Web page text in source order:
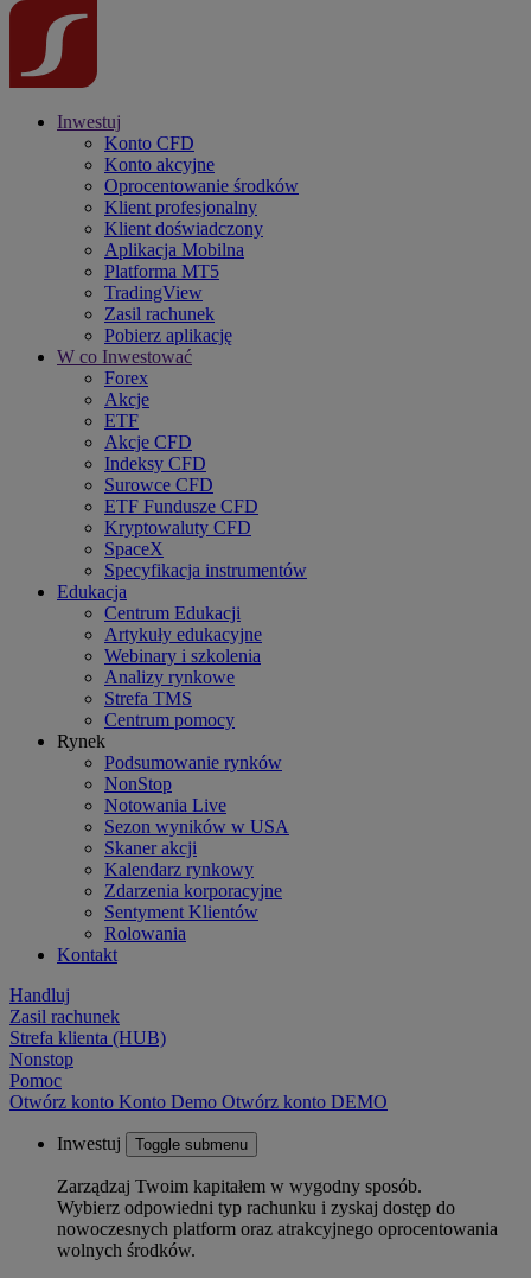
Inwestuj
Konto CFD
Konto akcyjne
Oprocentowanie środków
Klient profesjonalny
Klient doświadczony
Aplikacja Mobilna
Platforma MT5
TradingView
Zasil rachunek
Pobierz aplikację
W co Inwestować
Forex
Akcje
ETF
Akcje CFD
Indeksy CFD
Surowce CFD
ETF Fundusze CFD
Kryptowaluty CFD
SpaceX
Specyfikacja instrumentów
Edukacja
Centrum Edukacji
Artykuły edukacyjne
Webinary i szkolenia
Analizy rynkowe
Strefa TMS
Centrum pomocy
Rynek
Podsumowanie rynków
NonStop
Notowania Live
Sezon wyników w USA
Skaner akcji
Kalendarz rynkowy
Zdarzenia korporacyjne
Sentyment Klientów
Rolowania
Kontakt
Handluj
Zasil rachunek
Strefa klienta (HUB)
Nonstop
Pomoc
Otwórz konto Konto Demo Otwórz konto DEMO
Inwestuj Toggle submenu
Zarządzaj Twoim kapitałem w wygodny sposób.
Wybierz odpowiedni typ rachunku i zyskaj dostęp do
nowoczesnych platform oraz atrakcyjnego oprocentowania
wolnych środków.